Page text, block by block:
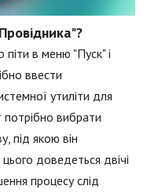
в меню "Пуск" і
ввести
утиліти для
вибрати
під якою він
доведеться двічі
процесу слід